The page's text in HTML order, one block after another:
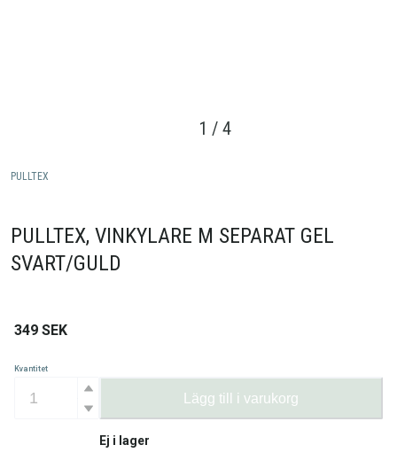
1 / 4
PULLTEX
PULLTEX, VINKYLARE M SEPARAT GEL
SVART/GULD
349 SEK
Kvantitet
Lägg till i varukorg
Ej i lager